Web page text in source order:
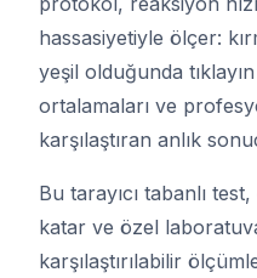
FPS Reaction
Sıralama
Makaleler
hassasiyetiyle ölçer:
yeşil olduğunda
ortalamaları ve
karşılaştıran anlık
Bu tarayıcı tabanlı
katar ve özel
karşılaştırılabilir